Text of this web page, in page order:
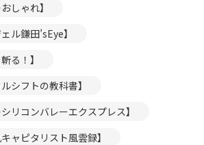
しゃれ】
ル鎌田’sEye】
る！】
シフトの教科書】
リコンバレーエクスプレス】
ャピタリスト風雲録】